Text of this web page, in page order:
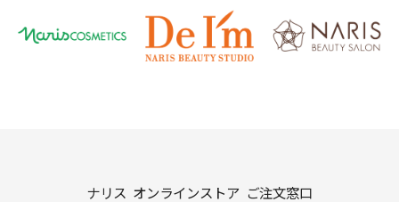
ナリス オンラインストア ご注文窓口